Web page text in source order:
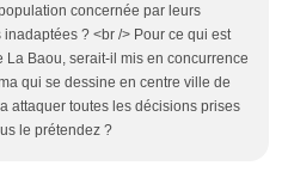
concernée par leurs
? <br /> Pour ce qui est
La Baou, serait-il mis en concurrence
qui se dessine en centre ville de
attaquer toutes les décisions prises
le prétendez ?